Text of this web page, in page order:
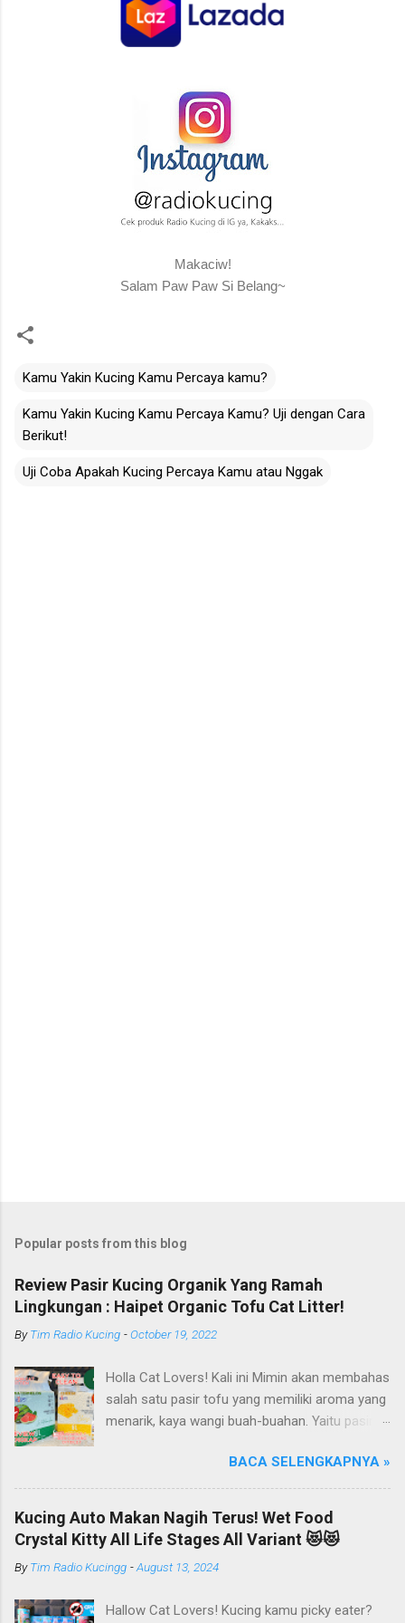
Makaciw!
Salam Paw Paw Si Belang~
Kamu Yakin Kucing Kamu Percaya kamu?
Kamu Yakin Kucing Kamu Percaya Kamu? Uji dengan Cara
Berikut!
Uji Coba Apakah Kucing Percaya Kamu atau Nggak
Popular posts from this blog
Review Pasir Kucing Organik Yang Ramah
Lingkungan : Haipet Organic Tofu Cat Litter!
ByTim Radio Kucing -October 19, 2022
Holla Cat Lovers! Kali ini Mimin akan membahas
salah satu pasir tofu yang memiliki aroma yang
menarik, kaya wangi buah-buahan. Yaitu pasir
Haipet merupakan salah satu merk produk
kucing yang diproduksi oleh PT. Arthacat Tirta
Surya, Indonesia. Perusahaan ini bergerak di
bidang produk perlengkapan kucing, seperti Cat
Tree Furniture, Cat Accessories, Cat Food, Cat
Litter, Cat Sandbox/Cat Litter, dan lain-lain.
dahulu dari PT. Arthacat Tirta Surya ini, ada
BACA SELENGKAPNYA »
Kucing Auto Makan Nagih Terus! Wet Food
Crystal Kitty All Life Stages All Variant 😻😻
ByTim Radio Kucingg -August 13, 2024
Hallow Cat Lovers! Kucing kamu picky eater?